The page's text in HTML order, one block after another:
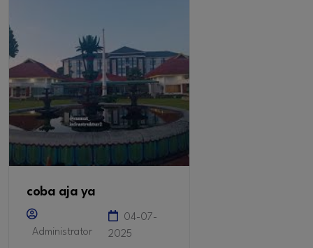
coba aja ya
Administrator
04-07-
2025